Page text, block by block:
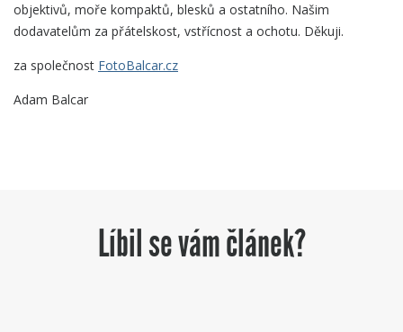
objektivů, moře kompaktů, blesků a ostatního. Našim
dodavatelům za přátelskost, vstřícnost a ochotu. Děkuji.
za společnost FotoBalcar.cz
Adam Balcar
Líbil se vám článek?